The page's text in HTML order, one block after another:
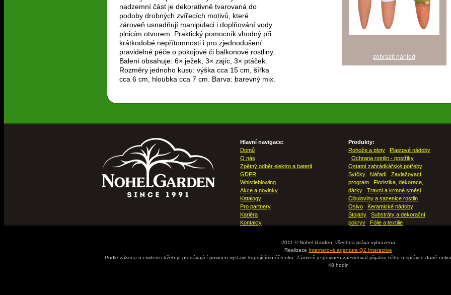
nadzemní část je dekorativně tvarovaná do
podoby drobných zvířecích motivů, které
zároveň usnadňují manipulaci i doplňování vody
plnicím otvorem. Praktický pomocník vhodný při
krátkodobé nepřítomnosti i pro zjednodušení
pravidelné péče o pokojové či balkonové rostliny.
Balení obsahuje: 6× ježek, 3× zajíc, 3× ptáček.
Rozměry jednoho kusu: výška cca 15 cm, šířka
cca 6 cm, hloubka cca 7 cm. Barva: barevný mix.
zobrazit náhled
Hlavní navigace:
Domů
O nás
Zpětný odběr elektro a baterií
GDPR
Whistleblowing
Akce a novinky
Katalogy
Pro partnery
Kariéra
Kontakty
Produkty:
Rohože a ploty
Plastové nádoby
Ochrana rostlin - postřiky
Ostatní zahrádkářské potřeby
Svíčky
Nářadí
Zavlažovací
program
Floristika, dekorace,
dárky
Travní a krmné směsi
Cibuloviny a sazenice rostlin
Osivo
Keramické nádoby
Stojany
Substráty a dekorační
pokryv
Fólie a textilie
2011 © Nohel Garden, všechna práva vyhrazena
Realizace Internetová agentura Q2 Interactive
Podle zákona o evidenci tržeb je prodávající povinen vystavit kupujícímu účtenku. Zároveň je povinen zaevidovat přijatou tržbu u správce daně
48 hodin